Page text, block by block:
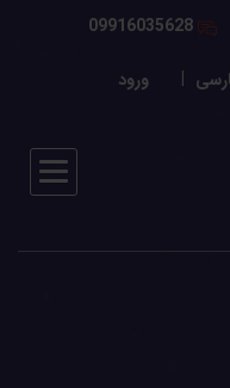
09916035628
ورود